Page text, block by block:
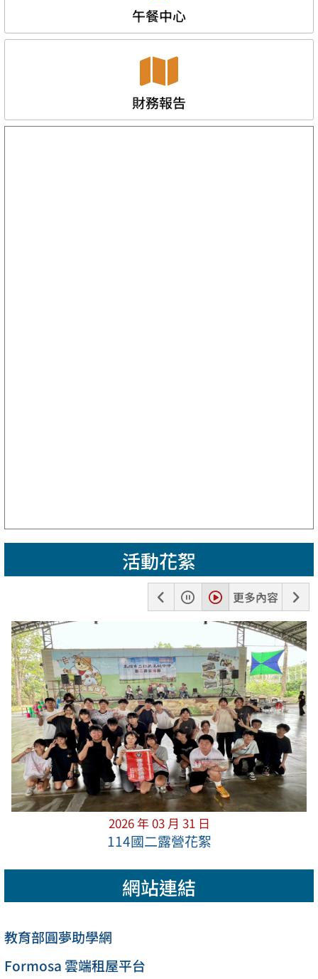
午餐中心
財務報告
活動花絮
張
暫
停
播
放
更多內容
下
一
張
2026 年 03 月 31 日
114國二露營花絮
網站連結
教育部圓夢助學網
Formosa 雲端租屋平台